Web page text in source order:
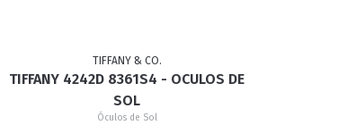
TIFFANY & CO.
TIFFANY 4242D 8361S4 - OCULOS DE
SOL
Óculos de Sol